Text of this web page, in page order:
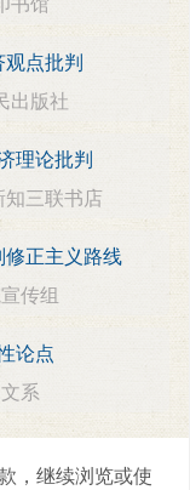
点批判
出版社
理论批判
知三联书店
正主义路线
传组
论点
系
，继续浏览或使